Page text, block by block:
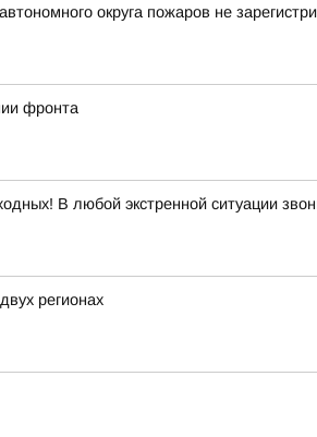
округа пожаров не
фронта
В любой экстренной ситуации
регионах